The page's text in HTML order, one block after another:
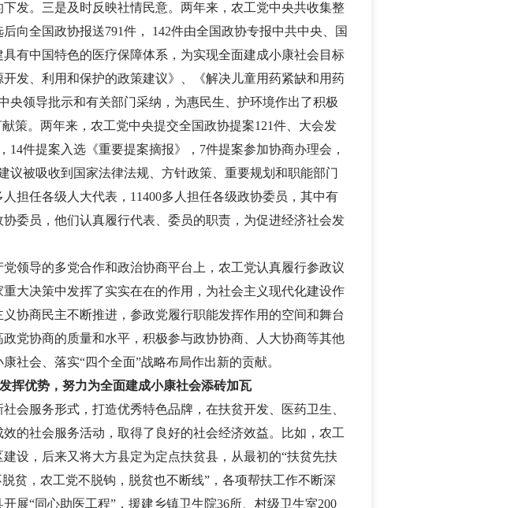
发。三是及时反映社情民意。两年来，农工党中央共收集整
后向全国政协报送791件， 142件由全国政协专报中共中央、国
有中国特色的医疗保障体系，为实现全面建成小康社会目标
发、利用和保护的政策建议》、《解决儿童用药紧缺和用药
央领导批示和有关部门采纳，为惠民生、护环境作出了积极
策。两年来，农工党中央提交全国政协提案121件、大会发
14件提案入选《重要提案摘报》， 7件提案参加协商办理会，
议被吸收到国家法律法规、方针政策、重要规划和职能部门
人担任各级人大代表， 11400多人担任各级政协委员，其中有
协委员，他们认真履行代表、委员的职责，为促进经济社会发
领导的多党合作和政治协商平台上，农工党认真履行参政议
大决策中发挥了实实在在的作用，为社会主义现代化建设作
协商民主不断推进，参政党履行职能发挥作用的空间和舞台
党协商的质量和水平，积极参与政协协商、人大协商等其他
社会、落实“四个全面”战略布局作出新的贡献。
挥优势，努力为全面建成小康社会添砖加瓦
会服务形式，打造优秀特色品牌，在扶贫开发、医药卫生、
的社会服务活动，取得了良好的社会经济效益。比如，农工
设，后来又将大方县定为定点扶贫县，从最初的“扶贫先扶
贫，农工党不脱钩，脱贫也不断线”，各项帮扶工作不断深
展“同心助医工程”，援建乡镇卫生院36所、村级卫生室200